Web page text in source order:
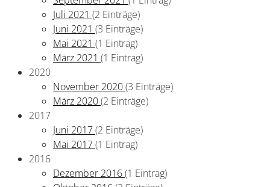
Juli 2021 (2 Einträge)
Juni 2021 (3 Einträge)
Mai 2021 (1 Eintrag)
März 2021 (1 Eintrag)
2020
November 2020(3 Einträge)
März 2020(2 Einträge)
2017
Juni 2017(2 Einträge)
Mai 2017(1 Eintrag)
2016
Dezember 2016(1 Eintrag)